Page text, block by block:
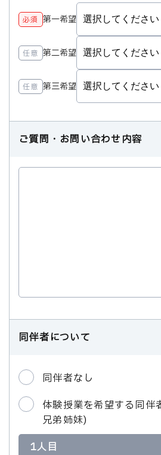
必須 第一希望
任意 第二希望
任意 第三希望
ご質問・お問い合わせ内容
同伴者について
同伴者なし
体験授業を希望する同伴
兄弟姉妹)
1人目